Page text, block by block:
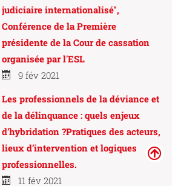
judiciaire internationalisé",
Conférence de la Première
présidente de la Cour de cassation
organisée par l'ESL
9 fév 2021
Les professionnels de la déviance et
de la délinquance : quels enjeux
d’hybridation ?Pratiques des acteurs,
lieux d’intervention et logiques
professionnelles.
11 fév 2021